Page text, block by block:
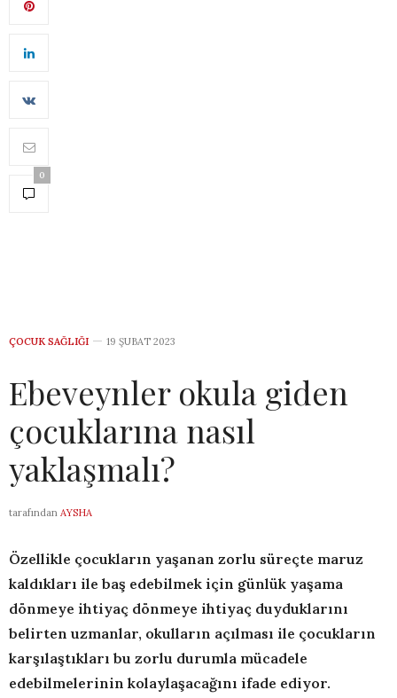
0
ÇOCUK SAĞLIĞI 19 ŞUBAT 2023
Ebeveynler okula giden
çocuklarına nasıl
yaklaşmalı?
tarafından AYSHA
Özellikle çocukların yaşanan zorlu süreçte maruz
kaldıkları ile baş edebilmek için günlük yaşama
dönmeye ihtiyaç dönmeye ihtiyaç duyduklarını
belirten uzmanlar, okulların açılması ile çocukların
karşılaştıkları bu zorlu durumla mücadele
edebilmelerinin kolaylaşacağını ifade ediyor.